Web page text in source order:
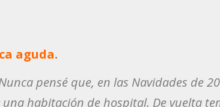
aguda.
pensé que, en las Navidades de
una habitación de hospital. De vuelta